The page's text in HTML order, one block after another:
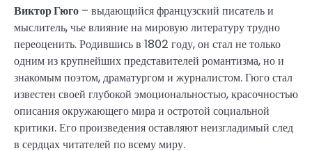
Виктор Гюго – выдающийся французский писатель и
мыслитель, чье влияние на мировую литературу трудно
переоценить. Родившись в 1802 году, он стал не только
одним из крупнейших представителей романтизма, но и
знакомым поэтом, драматургом и журналистом. Гюго стал
известен своей глубокой эмоциональностью, красочностью
описания окружающего мира и остротой социальной
критики. Его произведения оставляют неизгладимый след
в сердцах читателей по всему миру.